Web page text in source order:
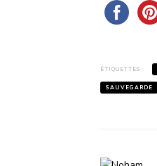
ÉTIQUETTES :
SAUVEGARDE